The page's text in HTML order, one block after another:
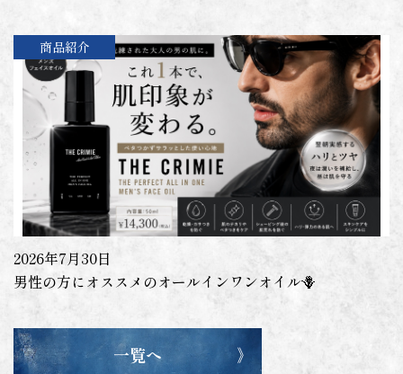
商品紹介
2026年7月30日
男性の方にオススメのオールインワンオイル🪻
一覧へ